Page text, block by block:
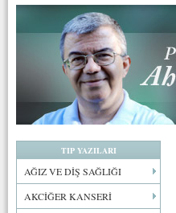
TIP YAZILARI
AĞIZ VE DİŞ SAĞLIĞI
AKCİĞER KANSERİ